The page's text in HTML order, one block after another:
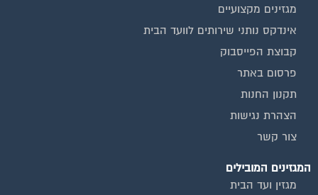
מגזינים מקצועיים
אינדקס נותני שירותים לוועד הבית
קבוצת הפייסבוק
פרסום באתר
תקנון החנות
הצהרת נגישות
צור קשר
המגזינים המובילים
מגזין ועד הבית